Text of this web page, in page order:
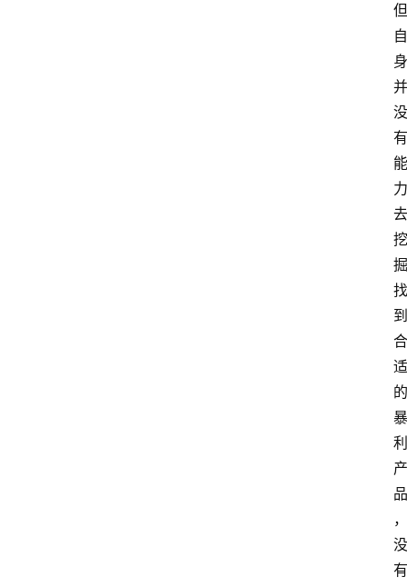
但
自
身
并
没
有
能
力
去
挖
掘
找
到
合
适
的
暴
利
产
品
，
没
有